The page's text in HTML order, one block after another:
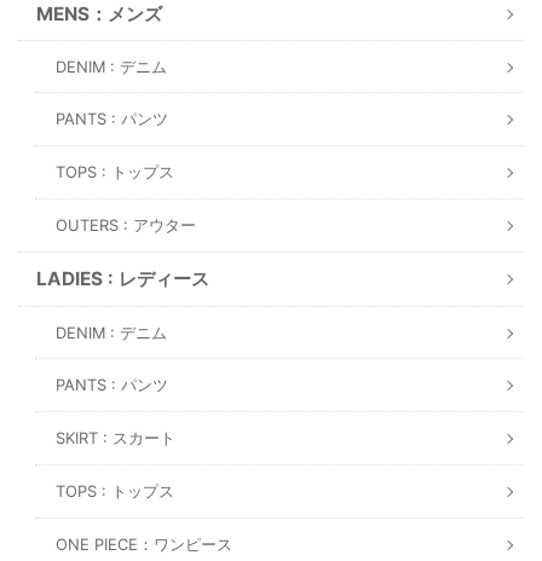
MENS：メンズ
DENIM : デニム
PANTS : パンツ
TOPS : トップス
OUTERS : アウター
LADIES : レディース
DENIM : デニム
PANTS : パンツ
SKIRT : スカート
TOPS : トップス
ONE PIECE：ワンピース